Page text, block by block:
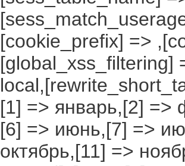
[cookie_prefix] =>
[global_xss_filtering]
[1] => январь,[2] =>
[6] => июнь,[7] =>
октябрь,[11] =>